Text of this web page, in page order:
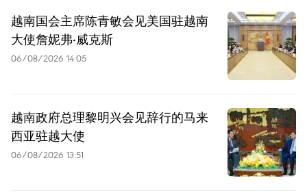
越南国会主席陈青敏会见美国驻越南
大使詹妮弗·威克斯
06/08/2026 14:05
越南政府总理黎明兴会见辞行的马来
西亚驻越大使
06/08/2026 13:51